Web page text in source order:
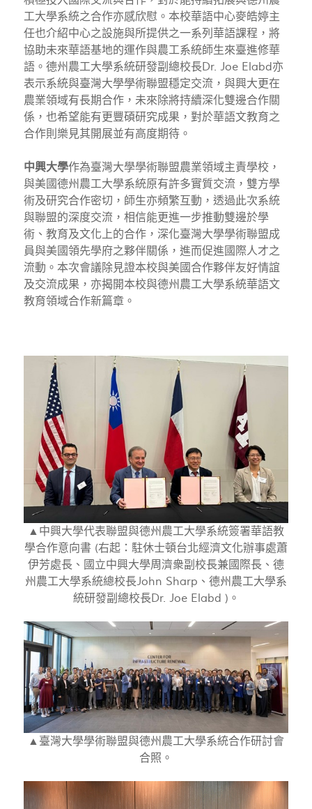
工大學系統之合作亦感欣慰。本校華語中心麥皓婷主
任也介紹中心之設施與所提供之一系列華語課程，將
協助未來華語基地的運作與農工系統師生來臺進修華
語。德州農工大學系統研發副總校長Dr. Joe Elabd亦
表示系統與臺灣大學學術聯盟穩定交流，與興大更在
農業領域有長期合作，未來除將持續深化雙邊合作關
係，也希望能有更豐碩研究成果，對於華語文教育之
合作則樂見其開展並有高度期待。
中興大學作為臺灣大學學術聯盟農業領域主責學校，
與美國德州農工大學系統原有許多實質交流，雙方學
術及研究合作密切，師生亦頻繁互動，透過此次系統
與聯盟的深度交流，相信能更進一步推動雙邊於學
術、教育及文化上的合作，深化臺灣大學學術聯盟成
員與美國領先學府之夥伴關係，進而促進國際人才之
流動。本次會議除見證本校與美國合作夥伴友好情誼
及交流成果，亦揭開本校與德州農工大學系統華語文
教育領域合作新篇章。
▲中興大學代表聯盟與德州農工大學系統簽署華語教
學合作意向書 (右起：駐休士頓台北經濟文化辦事處蕭
伊芳處長、國立中興大學周濟衆副校長兼國際長、德
州農工大學系統總校長John Sharp、德州農工大學系
統研發副總校長Dr. Joe Elabd )。
▲臺灣大學學術聯盟與德州農工大學系統合作研討會
合照。